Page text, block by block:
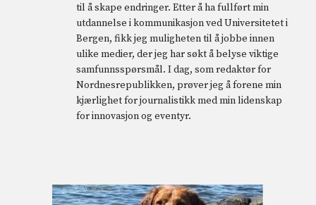
til å skape endringer. Etter å ha fullført min
utdannelse i kommunikasjon ved Universitetet i
Bergen, fikk jeg muligheten til å jobbe innen
ulike medier, der jeg har søkt å belyse viktige
samfunnsspørsmål. I dag, som redaktør for
Nordnesrepublikken, prøver jeg å forene min
kjærlighet for journalistikk med min lidenskap
for innovasjon og eventyr.